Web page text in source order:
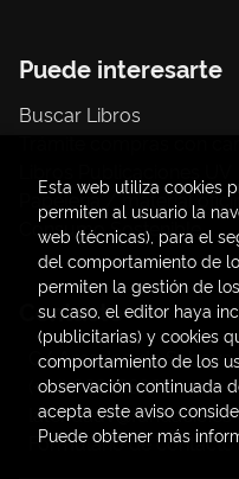
Puede interesarte
Buscar Libros
Papelería / material
Consumo Sostenible
Contacto
C/ Amadeo de
(+34) 963828968
latendauv@fundacio.es
Formulario de contacto
Esta web utiliza cookies
permiten al usuario la
web (técnicas), para el
del comportamiento de
permiten la gestión de
su caso, el editor haya
(publicitarias) y cookies
comportamiento de los
observación continuada
acepta este aviso
Puede obtener más